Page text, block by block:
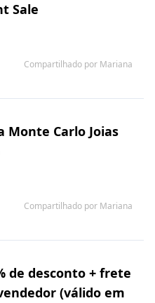
Sale
Compartilhado por Mariana
Monte Carlo Joias
Compartilhado por Mariana
de desconto + frete
(válido em